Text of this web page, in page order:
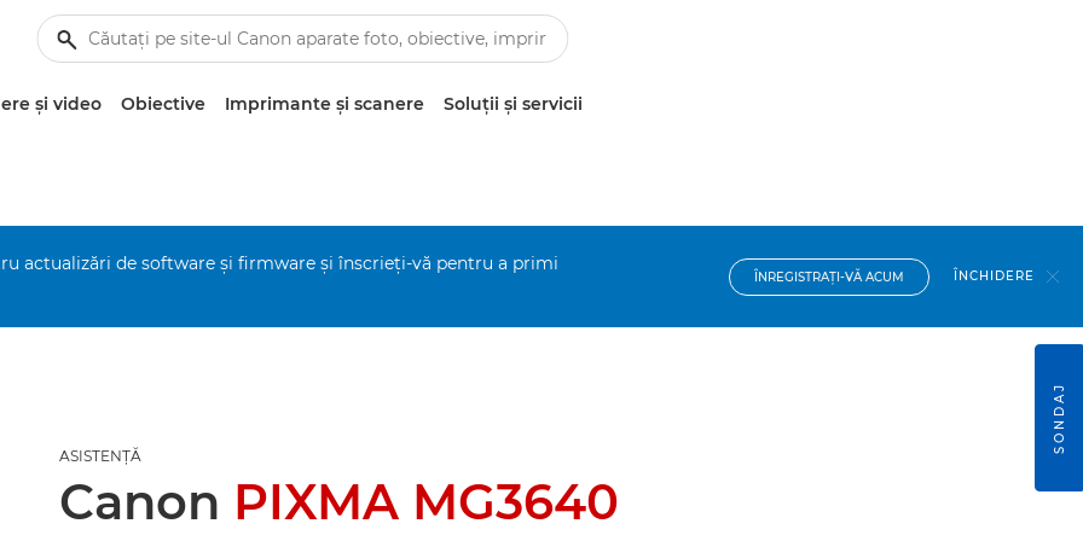
şi video Obiective Imprimante şi scanere Soluţii şi servicii
actualizări de software şi firmware şi înscrieţi-vă pentru a primi
ÎNREGISTRAŢI-VĂ ACUM ÎNCHIDERE
ASISTENŢĂ
Canon PIXMA MG3640
SONDAJ